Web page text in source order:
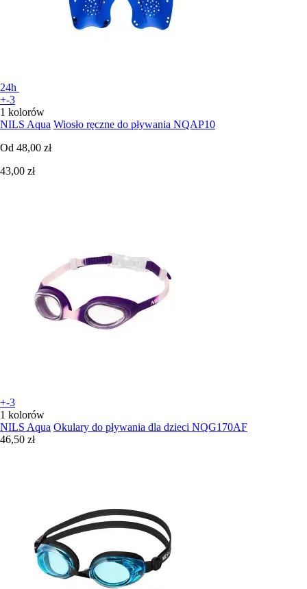
24h
+-3
1 kolorów
NILS Aqua Wiosło ręczne do pływania NQAP10
Od 48,00 zł
43,00 zł
+-3
1 kolorów
NILS Aqua Okulary do pływania dla dzieci NQG170AF
46,50 zł